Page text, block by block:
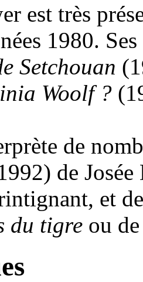
est très
1980.
Setchouan
Woolf ?
de
de
et
du tigre ou